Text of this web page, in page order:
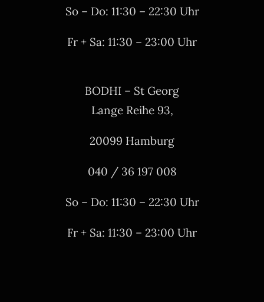
So – Do: 11:30 – 22:30 Uhr
Fr + Sa: 11:30 – 23:00 Uhr
BODHI – St Georg
Lange Reihe 93,
20099 Hamburg
040 / 36 197 008
So – Do: 11:30 – 22:30 Uhr
Fr + Sa: 11:30 – 23:00 Uhr